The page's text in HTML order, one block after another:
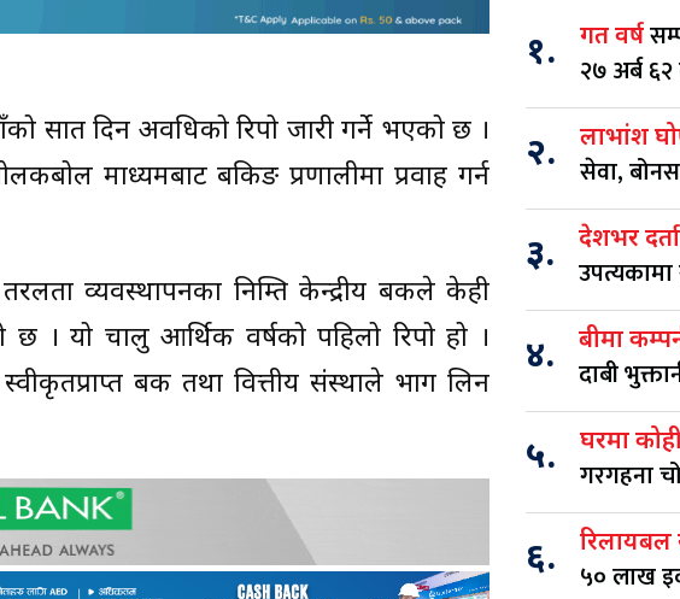
सात दिन अवधिको रिपो जारी गर्ने भएको छ ।
माध्यमबाट बैंकिङ प्रणालीमा प्रवाह गर्न
व्यवस्थापनका निम्ति केन्द्रीय बैंकले केही
। यो चालु आर्थिक वर्षको पहिलो रिपो हो ।
बैंक तथा वित्तीय संस्थाले भाग लिन
१. गत वर्ष
२७ अर्ब
२. लाभांश
सेवा,
३. देशभर दर्ता
४. बीमा
दाबी
५. घरमा
गरगहना
६. रिलायबल
५० लाख